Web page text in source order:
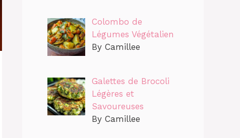
Colombo de
Légumes Végétalien
By Camillee
Galettes de Brocoli
Légères et
Savoureuses
By Camillee